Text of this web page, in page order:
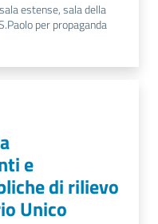
estense, sala della
per propaganda
e
di rilievo
Unico